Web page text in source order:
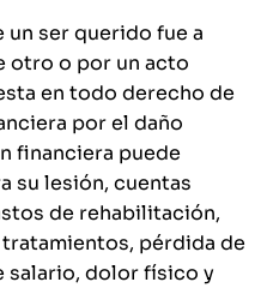
un ser querido fue a
otro o por un acto
en todo derecho de
por el daño
financiera puede
su lesión, cuentas
de rehabilitación,
pérdida de
salario, dolor físico y